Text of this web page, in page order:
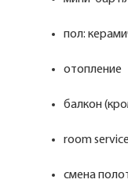
пол:
отопление
балкон
room
смена